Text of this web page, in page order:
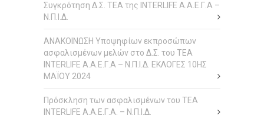
Συγκρότηση Δ.Σ. ΤΕΑ της INTERLIFE Α.Α.Ε.Γ.Α –
Ν.Π.Ι.Δ.
ΑΝΑΚΟΙΝΩΣΗ Υποψηφίων εκπροσώπων
ασφαλισμένων μελών στο Δ.Σ. του ΤΕΑ
INTERLIFE Α.Α.Ε.Γ.Α – Ν.Π.Ι.Δ. ΕΚΛΟΓΕΣ 10ΗΣ
ΜΑΪΟΥ 2024
Πρόσκληση των ασφαλισμένων του ΤΕΑ
INTERLIFE Α.Α.Ε.Γ.Α. – Ν.Π.Ι.Δ.